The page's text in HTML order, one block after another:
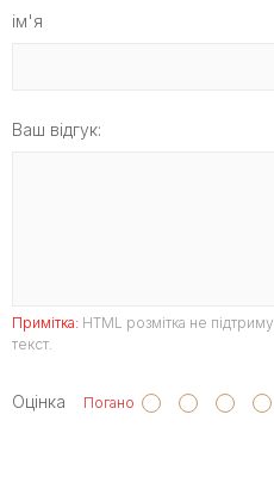
ім'я
Ваш відгук:
Примітка: HTML розмітка не
текст.
Оцінка Погано